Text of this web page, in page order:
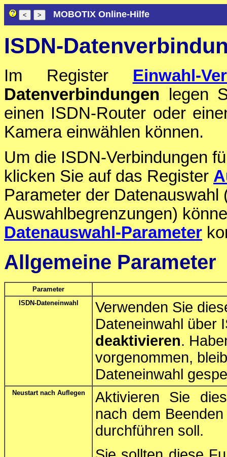
MOBOTIX Online-Hilfe
ISDN-
Im Register Einwahl-
Datenverbindungen legen
einen ISDN-Router oder
Kamera einwählen können.
Um die ISDN-Verbindungen
klicken Sie auf das Register
Parameter der Datenauswahl
Auswahlbegrenzungen)
Datenauswahl-Parameter
Allgemeine Parameter
Parameter
ISDN-Dateneinwahl
Verwenden Sie
Dateneinwahl über
deaktivieren.
vorgenommen,
Dateneinwahl
Neustart nach Auflegen
Aktivieren Sie
nach dem
durchführen soll.